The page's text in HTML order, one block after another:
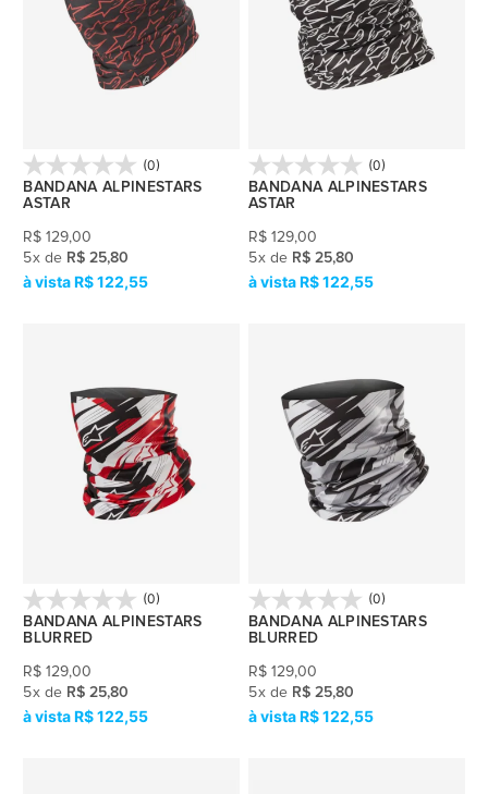
(0)
BANDANA ALPINESTARS
ASTAR
R$ 129,00
5x de R$ 25,80
R$ 122,55
(0)
BANDANA ALPINESTARS
ASTAR
R$ 129,00
5x de R$ 25,80
R$ 122,55
(0)
BANDANA ALPINESTARS
BLURRED
R$ 129,00
5x de R$ 25,80
R$ 122,55
(0)
BANDANA ALPINESTARS
BLURRED
R$ 129,00
5x de R$ 25,80
R$ 122,55